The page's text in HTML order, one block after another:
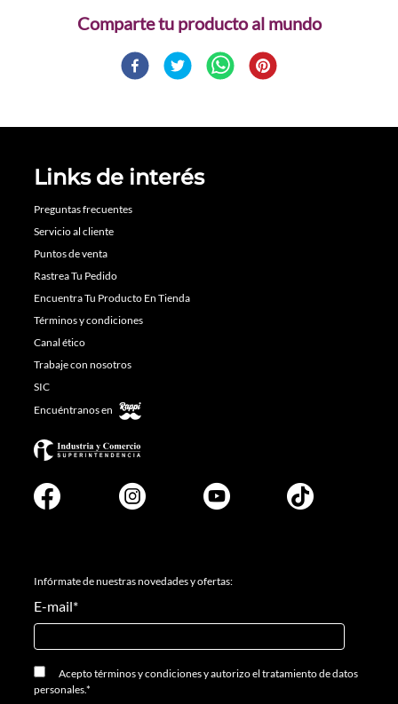
Comparte
Links de interés
Preguntas frecuentes
Servicio al cliente
Puntos de venta
Rastrea Tu Pedido
Encuentra Tu Producto En Tienda
Términos y condiciones
Canal ético
Trabaje con nosotros
SIC
Encuéntranos en
Infórmate de nuestras novedades y ofertas:
E-mail*
Aceptotérminos y condicionesyautorizo el tratamiento de datos
personales.*